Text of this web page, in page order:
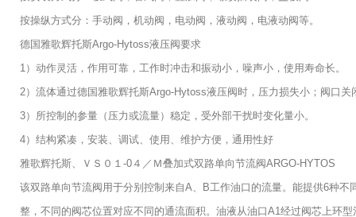
按操纵方式分：手动阀，机动阀，电动阀，液动阀，电液动阀等。
德国雅歌辉托斯Argo-Hytoss液压阀要求
1）动作灵活，作用可靠，工作时冲击和振动小，噪声小，使用寿命长。
2）流体通过德国雅歌辉托斯Argo-Hytoss液压阀时，压力损失小；阀口
3）所控制的参量（压力或流量）稳定，受外部干扰时变化量小。
4）结构紧凑，安装、调试、使用、维护方便，通用性好
雅歌辉托斯、ＶＳ０１-0４／Ｍ叠加式双路单向节流阀ARGO-HYTOS
该双路单向节流阀用于分别控制来自A、B工作油口的流量。能提供6种
整，不同的阀芯位置对应不同的通流面积。油液从油口A1经过阀芯上环